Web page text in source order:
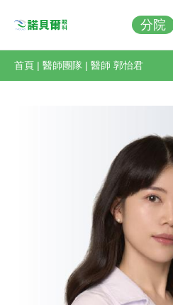
分院
首頁 | 醫師團隊 | 醫師 郭怡君